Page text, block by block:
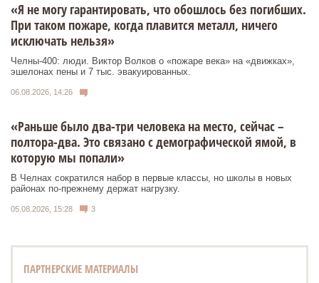
«Я не могу гарантировать, что обошлось без погибших.
При таком пожаре, когда плавится металл, ничего
исключать нельзя»
Челны-400: люди. Виктор Волков о «пожаре века» на «движках»,
эшелонах пены и 7 тыс. эвакуированных.
06.08.2026, 14:26
«Раньше было два-три человека на место, сейчас –
полтора-два. Это связано с демографической ямой, в
которую мы попали»
В Челнах сократился набор в первые классы, но школы в новых
районах по-прежнему держат нагрузку.
05.08.2026, 15:28 3
ПАРТНЕРСКИЕ МАТЕРИАЛЫ